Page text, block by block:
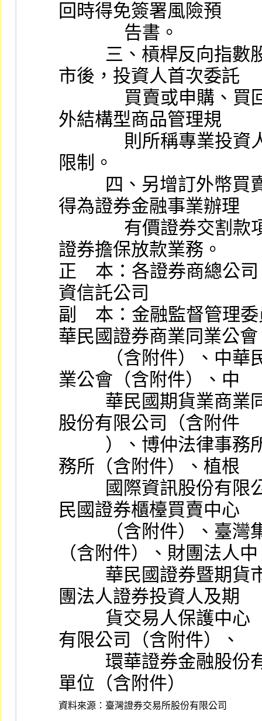
回時得免簽署風險預
              告書。
市後，投資人首次委託
外結構型商品管理規
限制。
得為證券金融事業辦理
證券擔保放款業務。
正    本：各證券商總公
資信託公司
副    本：金融監督管理
華民國證券商業同業公會
業公會（含附件）、中
股份有限公司（含附件
務所（含附件）、植根
民國證券櫃檯買賣中心
（含附件）、財團法人中
團法人證券投資人及期
有限公司（含附件）、
單位（含附件）
資料來源： 臺灣證券交易所股份有限公司